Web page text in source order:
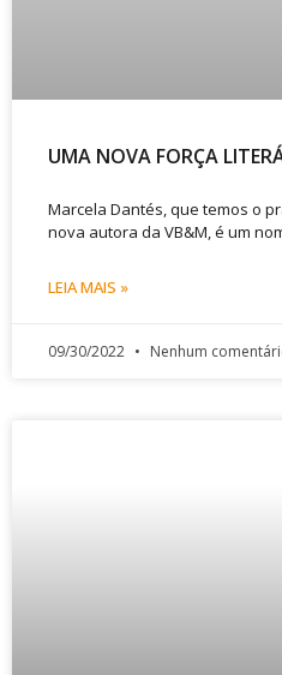
UMA NOVA FORÇA
Marcela Dantés, que temos o
nova autora da VB&M, é um
LEIA MAIS »
09/30/2022 Nenhum